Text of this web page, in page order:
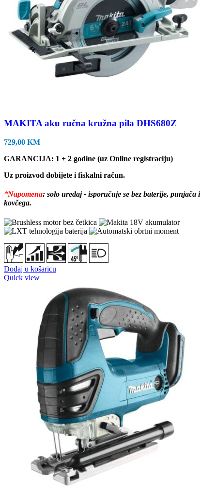
MAKITA aku ručna kružna pila DHS680Z
729,00 KM
GARANCIJA: 1 + 2 godine (uz Online registraciju)
Uz proizvod dobijete i fiskalni račun.
*Napomena: solo uređaj - isporučuje se bez baterije, punjača i
kovčega.
Dodaj u košaricu
Quick view